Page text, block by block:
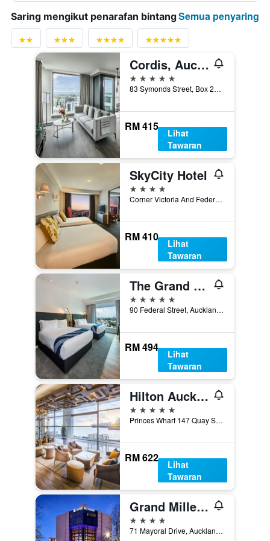
Saring mengikut penarafan bintangSemua penyaring
Cordis, Auckland by Langham Hospitality Group
5 bintang
83 Symonds Street, Box 2771, Auckland, New Zealand
RM 415
Lihat
Tawaran
SkyCity Hotel
4 bintang
Corner Victoria And Federal Streets, Auckland, New Zealand
RM 410
Lihat
Tawaran
The Grand by SkyCity
5 bintang
90 Federal Street, Auckland, New Zealand
RM 494
Lihat
Tawaran
Hilton Auckland
5 bintang
Princes Wharf 147 Quay Street, Auckland, New Zealand
RM 622
Lihat
Tawaran
Grand Millennium Auckland
4 bintang
71 Mayoral Drive, Auckland, New Zealand